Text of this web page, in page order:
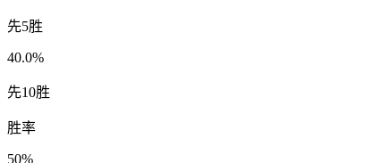
先5胜
40.0%
先10胜
胜率
50%